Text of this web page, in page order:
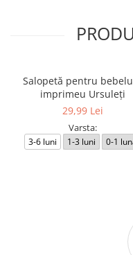
Salopetă pentru
imprimeu Ursuleți
29,99 Lei
Varsta:
3-6 luni 1-3 luni 0-1